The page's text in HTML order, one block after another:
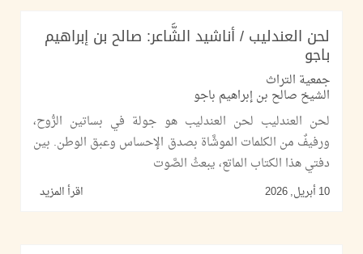
لحن العندليب / أناشيد الشَّاعر: صالح بن إبراهيم
باجو
جمعية التراث
الشيخ صالح بن إبراهيم باجو
لحن العندليب لحن العندليب هو جولة في بساتين الرُّوح،
ورفيفٌ من الكلمات الموشَّاة بصدق الإحساس وعبق الوطن. بين
دفتي هذا الكتاب الماتع، يبعثُ الصَّوت
10 أبريل, 2026 اقرأ المزيد